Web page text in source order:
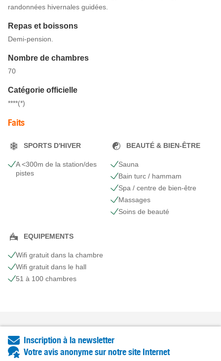
randonnées hivernales guidées.
Repas et boissons
Demi-pension.
Nombre de chambres
70
Catégorie officielle
****(*)
Faits
SPORTS D'HIVER
A <300m de la station/des
pistes
BEAUTÉ & BIEN-ÊTRE
Sauna
Bain turc / hammam
Spa / centre de bien-être
Massages
Soins de beauté
EQUIPEMENTS
Wifi gratuit dans la chambre
Wifi gratuit dans le hall
51 à 100 chambres
Inscription à la newsletter
Votre avis anonyme sur notre site Internet